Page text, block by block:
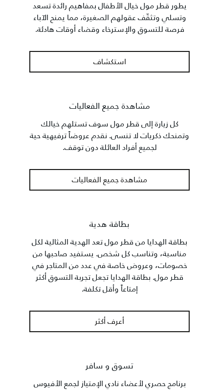
يطور قطر مول خيال الأطفال بمفاهيم رائدة تسعد
وتسلي وتثقّف عقولهم الصغيرة، مما يمنح الآباء
فرصة للتسوق والإسترخاء وقضاء أوقات هادئة.
استكشاف
مشاهدة جميع الفعاليات
كل زيارة إلى قطر مول سوف تستلهم خيالك
وتمنحك ذكريات لا تنسى. نقدم عروضاً ترفيهية حية
لجميع أفراد العائلة دون توقف.
مشاهدة جميع الفعاليات
بطاقة هدية
بطاقة الهدايا من قطر مول تعد الهدية المثالية لكل
مناسبة، وتناسب كل شخص. يستفيد صاحبها من
خصومات، وعروض خاصة في عدد من المتاجر في
قطر مول. بطاقة الهدايا تجعل تجربة التسوق أكثر
إمتاعاً وأقل تكلفة.
أعرف أكثر
تسوق و سافر
برنامج حصري لأعضاء نادي الإمتياز لجمع الأفيوس